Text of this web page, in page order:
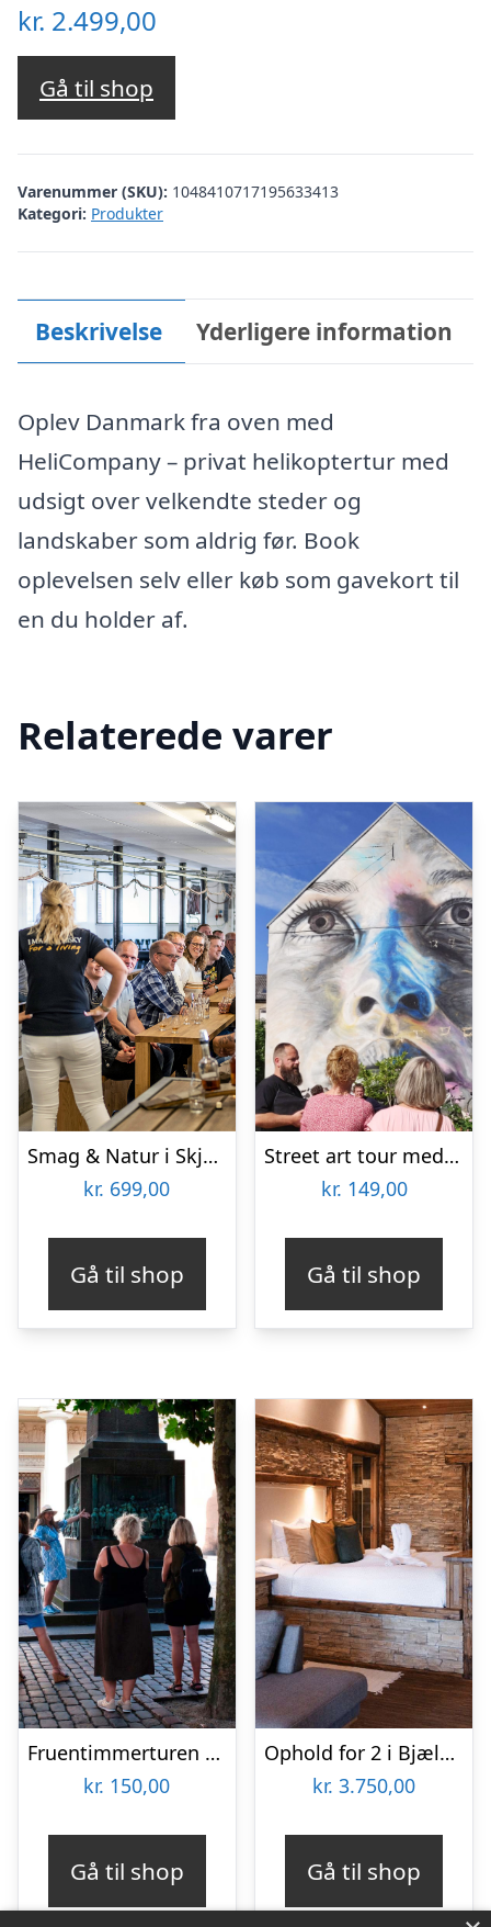
kr. 2.499,00
Gå til shop
Varenummer (SKU): 1048410717195633413
Kategori: Produkter
Beskrivelse Yderligere information
Oplev Danmark fra oven med
HeliCompany – privat helikoptertur med
udsigt over velkendte steder og
landskaber som aldrig før. Book
oplevelsen selv eller køb som gavekort til
en du holder af.
Relaterede varer
Smag & Natur i Skjern Enge
kr. 699,00
Gå til shop
Street art tour med Aalborg Tours
kr. 149,00
Gå til shop
Fruentimmerturen – en byvandring i København
kr. 150,00
Gå til shop
Ophold for 2 i Bjælkesuite hos Ribehøj
kr. 3.750,00
Gå til shop